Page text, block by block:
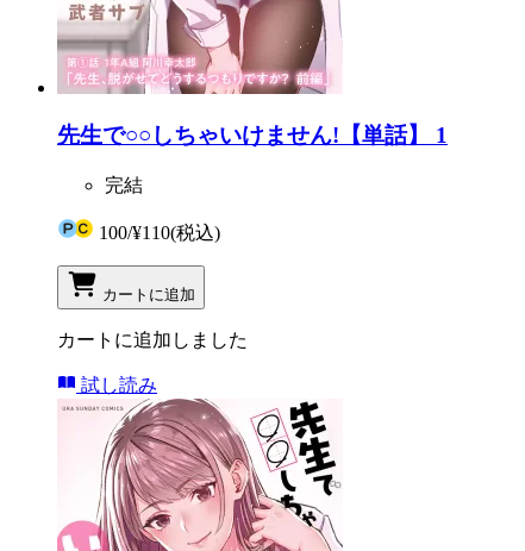
先生で○○しちゃいけません!【単話】 1
完結
100/¥110(税込)
カートに追加
カートに追加しました
試し読み